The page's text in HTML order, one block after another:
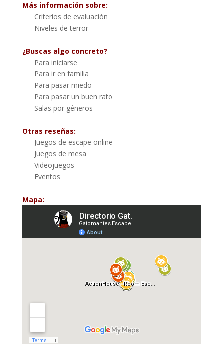
Más información sobre:
Criterios de evaluación
Niveles de terror
¿Buscas algo concreto?
Para iniciarse
Para ir en familia
Para pasar miedo
Para pasar un buen rato
Salas por géneros
Otras reseñas:
Juegos de escape online
Juegos de mesa
Videojuegos
Eventos
Mapa: